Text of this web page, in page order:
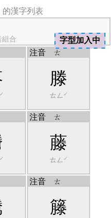
的漢字列表
組合
注音 ㄊ
滕
ㄊㄥˊ
注音 ㄊ
藤
ㄊㄥˊ
注音 ㄊ
籐
字型加入中